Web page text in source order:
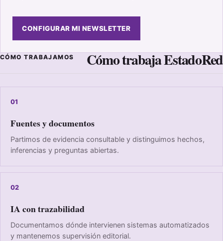
CONFIGURAR MI NEWSLETTER
CÓMO TRABAJAMOS Cómo trabaja EstadoRed
01
Fuentes y documentos
Partimos de evidencia consultable y distinguimos hechos,
inferencias y preguntas abiertas.
02
IA con trazabilidad
Documentamos dónde intervienen sistemas automatizados
y mantenemos supervisión editorial.